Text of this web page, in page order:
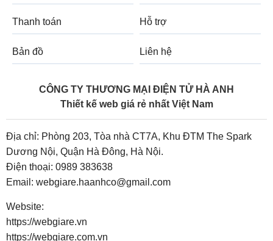
Thanh toán Hỗ trợ
Bản đồ Liên hệ
CÔNG TY THƯƠNG MẠI ĐIỆN TỬ HÀ ANH
Thiết kế web giá rẻ nhất Việt Nam
Địa chỉ: Phòng 203, Tòa nhà CT7A, Khu ĐTM The Spark
Dương Nội, Quận Hà Đông, Hà Nội.
Điện thoại: 0989 383638
Email: webgiare.haanhco@gmail.com
Website:
https://webgiare.vn
https://webgiare.com.vn